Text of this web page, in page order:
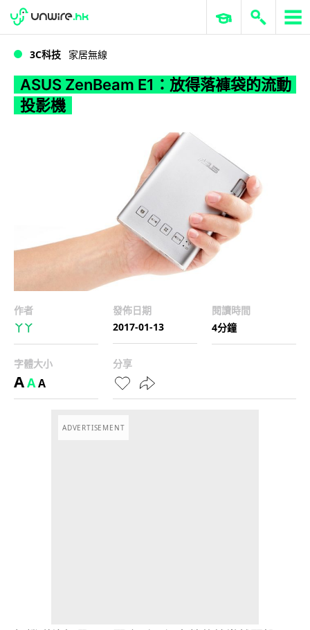
WWDC 2026 ERP 與商業 AI
3C科技 家居無線
ASUS ZenBeam E1：放得落褲袋的流動
投影機
作者
丫丫
發佈日期
2017-01-13
閱讀時間
4分鐘
字體大小
AAA
分享
ADVERTISEMENT